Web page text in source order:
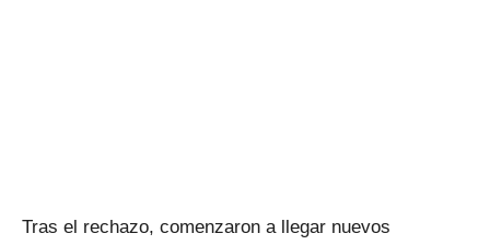
Tras el rechazo, comenzaron a llegar nuevos